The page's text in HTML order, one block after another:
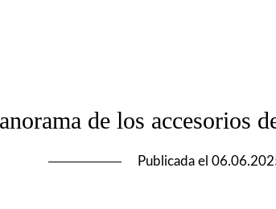
de los accesorios
Publicada el